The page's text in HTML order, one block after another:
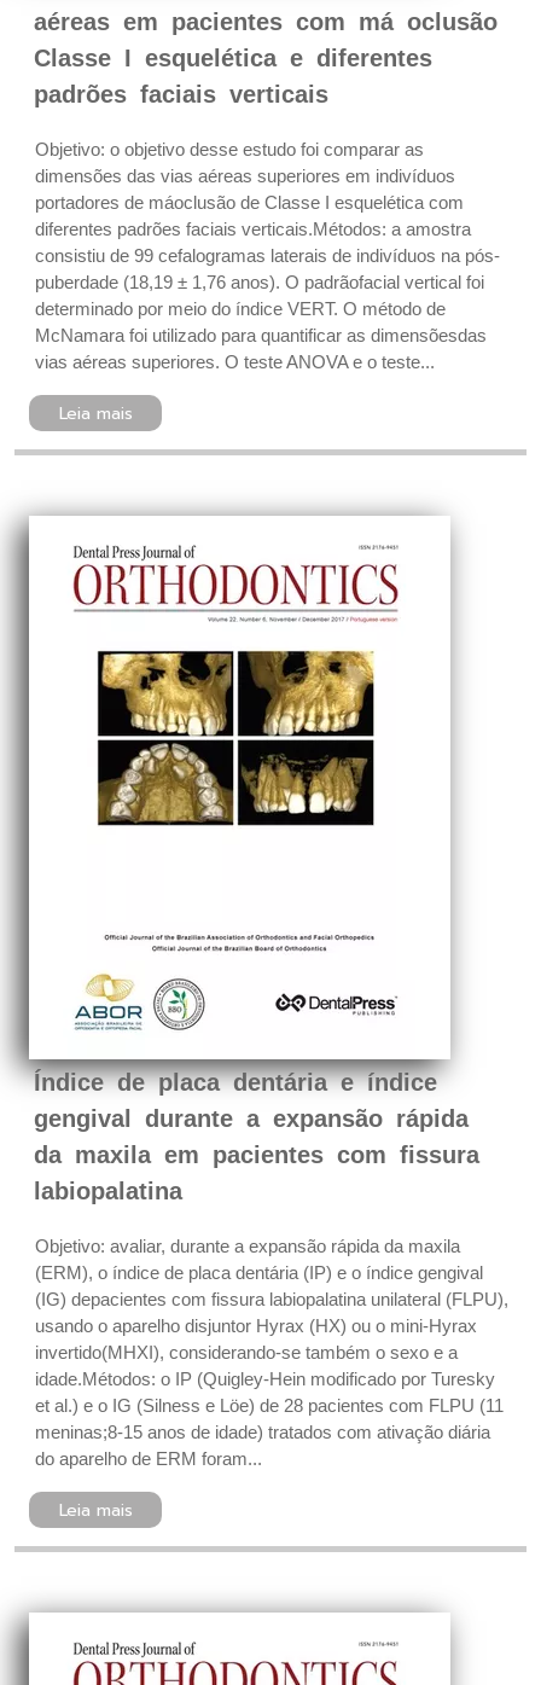
aéreas em pacientes com má oclusão
Classe I esquelética e diferentes
padrões faciais verticais
Objetivo: o objetivo desse estudo foi comparar as
dimensões das vias aéreas superiores em indivíduos
portadores de máoclusão de Classe I esquelética com
diferentes padrões faciais verticais.Métodos: a amostra
consistiu de 99 cefalogramas laterais de indivíduos na pós-
puberdade (18,19 ± 1,76 anos). O padrãofacial vertical foi
determinado por meio do índice VERT. O método de
McNamara foi utilizado para quantificar as dimensõesdas
vias aéreas superiores. O teste ANOVA e o teste...
Leia mais
Índice de placa dentária e índice
gengival durante a expansão rápida
da maxila em pacientes com fissura
labiopalatina
Objetivo: avaliar, durante a expansão rápida da maxila
(ERM), o índice de placa dentária (IP) e o índice gengival
(IG) depacientes com fissura labiopalatina unilateral (FLPU),
usando o aparelho disjuntor Hyrax (HX) ou o mini-Hyrax
invertido(MHXI), considerando-se também o sexo e a
idade.Métodos: o IP (Quigley-Hein modificado por Turesky
et al.) e o IG (Silness e Löe) de 28 pacientes com FLPU (11
meninas;8-15 anos de idade) tratados com ativação diária
do aparelho de ERM foram...
Leia mais